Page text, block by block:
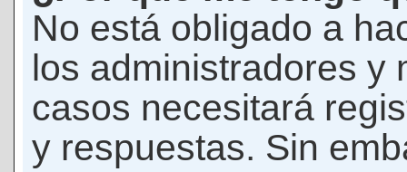
No está obligado a
los administradores y
casos necesitará
y respuestas. Sin